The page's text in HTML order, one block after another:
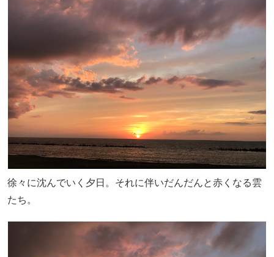
徐々に沈んでいく夕日。それに伴いだんだんと赤くなる雲
たち。